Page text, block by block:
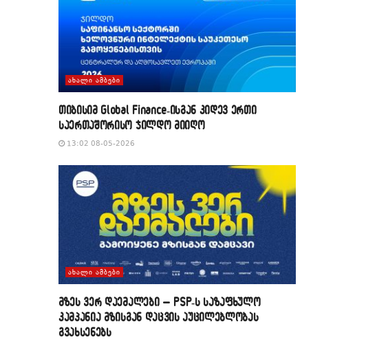
ᲐᲮᲐᲚᲘ ᲐᲛᲑᲔᲑᲘ
თიბისიმ Global Finance-ისგან კიდევ ერთი
საერთაშორისო ჯილდო მიიღო
13:02 08-05-2026
ᲐᲮᲐᲚᲘ ᲐᲛᲑᲔᲑᲘ
მზეს ვერ დაემალები – PSP-ს საზაფხულო
კამპანია მზისგან დაცვის აუცილებლობას
გვახსენებს